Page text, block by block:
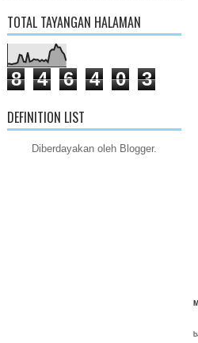
TOTAL TAYANGAN HALAMAN
8 4 6 4 0 3
DEFINITION LIST
Diberdayakan oleh Blogger.